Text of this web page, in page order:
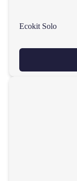
Ecokit Solo